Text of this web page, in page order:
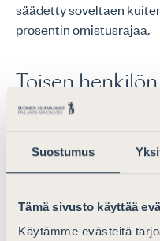
Suostumus
Tämä sivusto käyttää
Käytämme evästeitä
säädetty soveltaen
prosentin omistusrajaa.
Toisen
Uuteen tuloverolain 10
yhtymän oheen
on tuloverolaissa jaettu
ulkomaiset